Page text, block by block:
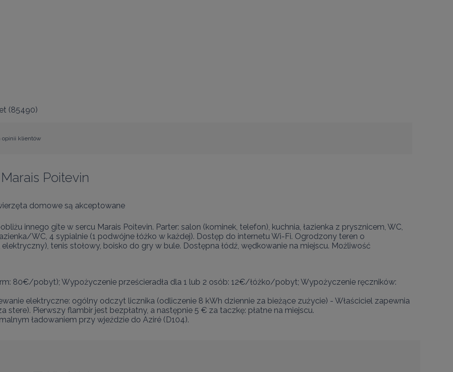
(85490)
opinii klientów
Poitevin
domowe są akceptowane
innego gîte w sercu Marais Poitevin. Parter: salon (kominek, telefon), kuchnia, łazienka z prysznicem, WC,
WC, 4 sypialnie (1 podwójne łóżko w każdej). Dostęp do internetu Wi-Fi. Ogrodzony teren o
tenis stołowy, boisko do gry w bule. Dostępna łódź, wędkowanie na miejscu. Możliwość
80€/pobyt); Wypożyczenie prześcieradła dla 1 lub 2 osób: 12€/łóżko/pobyt; Wypożyczenie ręczników:
elektryczne: ogólny odczyt licznika (odliczenie 8 kWh dziennie za bieżące zużycie) - Właściciel zapewnia
Pierwszy flambir jest bezpłatny, a następnie 5 € za taczkę: płatne na miejscu.
ładowaniem przy wjeździe do Aziré (D104).